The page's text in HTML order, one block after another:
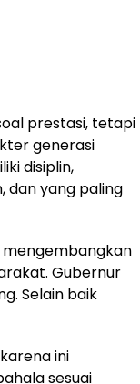
prestasi, tetapi
generasi
disiplin,
dan yang paling
Gubernur
Selain baik
ini
sesuai